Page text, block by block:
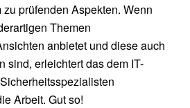
zu prüfenden Aspekten. Wenn
Themen
anbietet und diese auch
sind, erleichtert das dem IT-
Arbeit. Gut so!